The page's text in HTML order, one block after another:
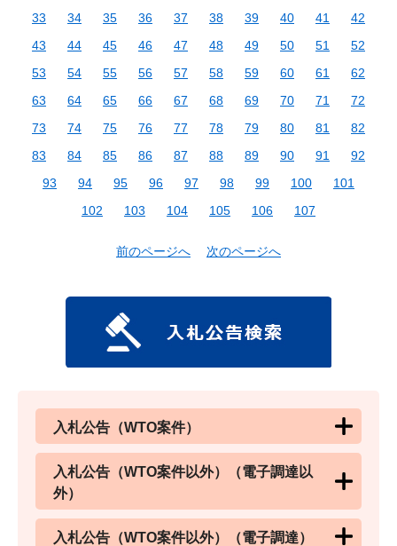
33
34 35 36 37 38 39 40 41
42
43
44 45 46 47 48 49 50 51
52
53
54 55 56 57 58 59 60 61
62
63
64 65 66 67 68 69 70 71
72
73
74 75 76 77 78 79 80 81
82
83
84 85 86 87 88 89 90 91
92
93
94 95 96 97 98 99 100
101
102
103 104 105 106 107
前のページへ 次のページへ
入札公告（WTO案件）
入札公告（WTO案件以外）（電子調達以
外）
入札公告（WTO案件以外）（電子調達）